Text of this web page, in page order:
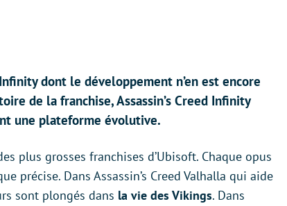
dont le développement n’en est encore
de la franchise, Assassin’s Creed Infinity
une plateforme évolutive.
plus grosses franchises d’Ubisoft. Chaque opus
précise. Dans Assassin’s Creed Valhalla qui aide
sont plongés dans la vie des Vikings. Dans